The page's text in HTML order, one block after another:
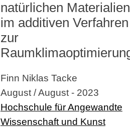
natürlichen Materialien
im additiven Verfahren
zur
Finn Niklas Tacke
August / August - 2023
Hochschule für Angewandte
Wissenschaft und Kunst